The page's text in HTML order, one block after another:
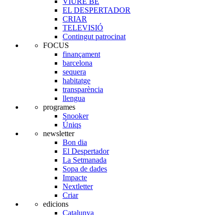
EL DESPERTADOR
CRIAR
TELEVISIÓ
Contingut patrocinat
FOCUS
finançament
barcelona
sequera
habitatge
transparència
llengua
programes
Snooker
Úniqs
newsletter
Bon dia
El Despertador
La Setmanada
Sopa de dades
Impacte
Nextletter
Criar
edicions
Catalunya